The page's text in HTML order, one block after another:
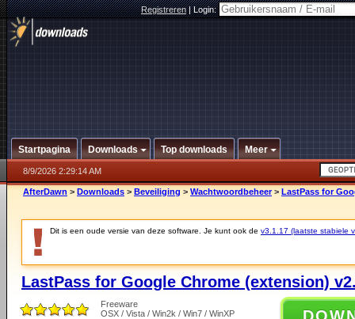
Registreren|Login:
Startpagina Downloads Top downloads Meer
8/9/2026 2:29:14 AM
AfterDawn > Downloads > Beveiliging > Wachtwoordbeheer > LastPass for
Dit is een oude versie van deze software. Je kunt ook de v3.1.17 (laatste stabiele
LastPass for Google Chrome (extension)
Freeware
OSX / Vista / Win2k / Win7 / WinXP